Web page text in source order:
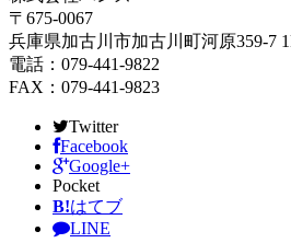
〒675-0067
兵庫県加古川市加古川町河原359-7
電話：079-441-9822
FAX：079-441-9823
Twitter
Facebook
Google+
Pocket
B!はてブ
LINE